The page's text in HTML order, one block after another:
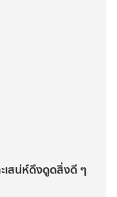
ะเสน่ห์ดึงดูดสิ่งดี ๆ